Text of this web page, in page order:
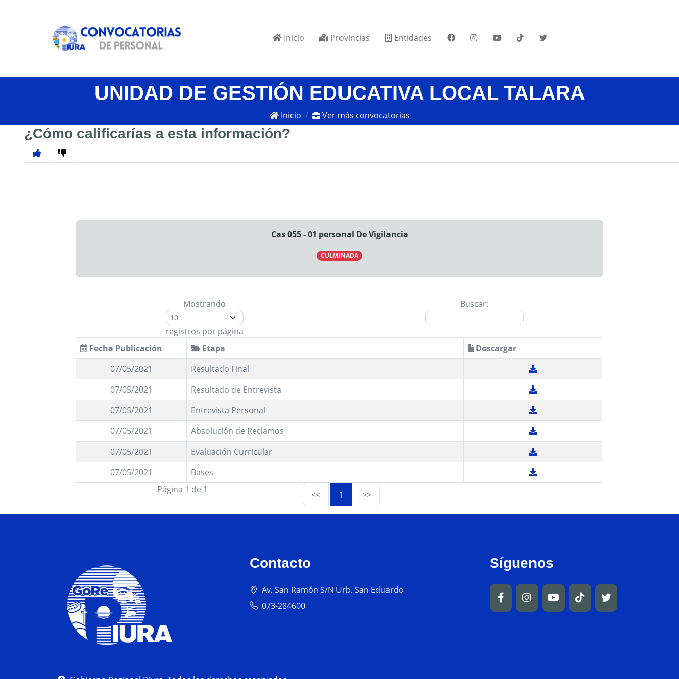
Inicio Provincias Entidades
UNIDAD DE GESTIÓN EDUCATIVA LOCAL TALARA
Inicio Ver más convocatorias
¿Cómo calificarías a esta información?
Cas 055 - 01 personal De Vigilancia
CULMINADA
Mostrando
registros por página
Buscar:
Fecha Publicación Etapa
Descargar
07/05/2021
Resultado Final
07/05/2021
Resultado de Entrevista
07/05/2021
Entrevista Personal
07/05/2021
Absolución de Reclamos
07/05/2021
Evaluación Curricular
07/05/2021
Bases
Página 1 de 1
<< 1 >>
Contacto
Av. San Ramón S/N Urb. San Eduardo
073-284600
Síguenos